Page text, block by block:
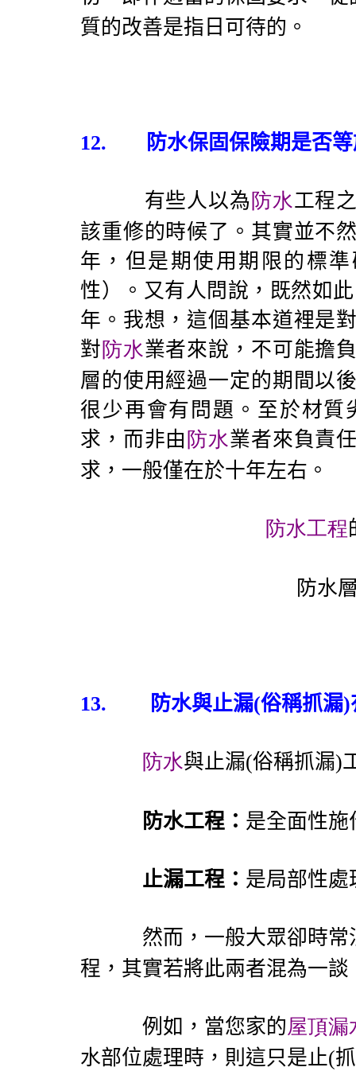
質的改善是指日可待的。
12. 防水保固保險期是否
有些人以為防水工程
該重修的時候了。其實並不
年，但是期使用期限的標
性）。又有人問說，既然如
年。我想，這個基本道裡是
對防水業者來說，不可能擔
層的使用經過一定的期間以
很少再會有問題。至於材
求，而非由 防水業者來負責
求，一般僅在於十年左右。
防水工程
防水
13. 防水與止漏(俗稱抓漏)
防水與止漏(俗稱抓漏)
防水工程： 是全面性施
止漏工程： 是局部性處
然而，一般大眾卻時常
程，其實若將此兩者混為一
例如，當您家的屋頂漏
水部位處理時，則這只是止(抓